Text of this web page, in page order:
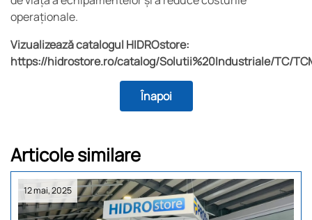
operaționale.
Vizualizează catalogul HIDROstore:
https://hidrostore.ro/catalog/Solutii%20Industriale/TC/
Înapoi
Articole similare
12 mai, 2025